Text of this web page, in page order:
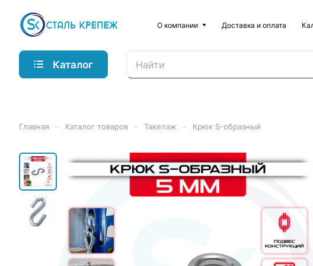
О компании Доставка и оплата
Каталог
Главная Каталог товаров Такелаж Крюк S-образный